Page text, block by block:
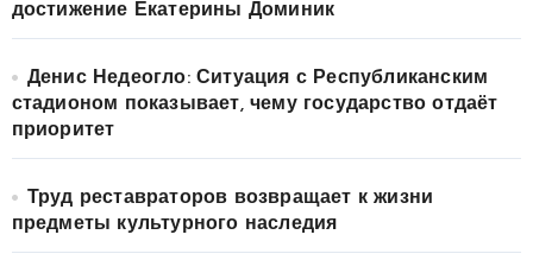
достижение Екатерины Доминик
Денис Недеогло: Ситуация с Республиканским
стадионом показывает, чему государство отдаёт
приоритет
Труд реставраторов возвращает к жизни
предметы культурного наследия